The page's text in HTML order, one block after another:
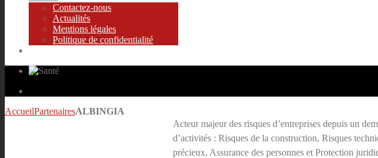
Contactez-nous
Actualités
Mentions légales
Politique de confidentialité
AccueilPartenairesALBINGIA
Acteur majeur des risques d’entreprises depuis un
d’activités : Risques de la construction, Risques
précieux, Assurance des personnes et Protection